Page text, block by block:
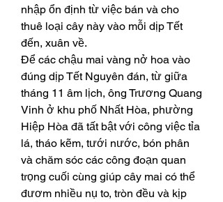
nhập ổn định từ việc bán và cho
thuê loại cây này vào mỗi dịp Tết
đến, xuân về.
Để các chậu mai vàng nở hoa vào
đúng dịp Tết Nguyên đán, từ giữa
tháng 11 âm lịch, ông Trương Quang
Vinh ở khu phố Nhất Hòa, phường
Hiệp Hòa đã tất bật với công việc tỉa
lá, tháo kẽm, tưới nước, bón phân
và chăm sóc các công đoạn quan
trọng cuối cùng giúp cây mai có thể
đươm nhiều nụ to, tròn đều và kịp